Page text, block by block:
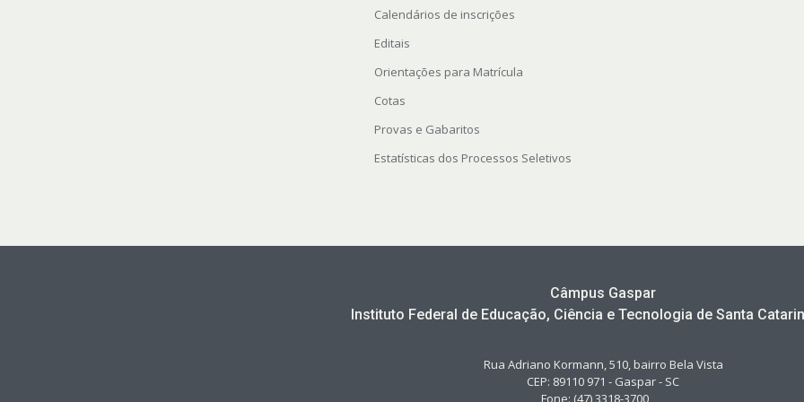
Calendários de inscrições
Editais
Orientações para Matrícula
Cotas
Provas e Gabaritos
Estatísticas dos Processos Seletivos
Câmpus Gaspar
Instituto Federal de Educação, Ciência e Tecnologia de Santa
Rua Adriano Kormann, 510, bairro Bela Vista
CEP: 89110 971 - Gaspar - SC
Fone: (47) 3318-3700